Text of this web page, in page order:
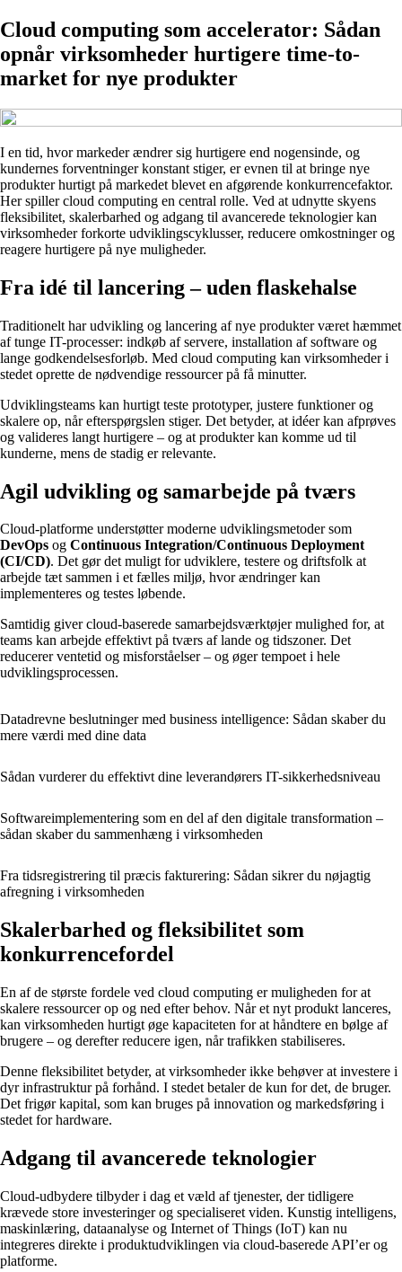
Cloud computing som accelerator: Sådan
opnår virksomheder hurtigere time-to-
market for nye produkter
I en tid, hvor markeder ændrer sig hurtigere end nogensinde, og
kundernes forventninger konstant stiger, er evnen til at bringe nye
produkter hurtigt på markedet blevet en afgørende konkurrencefaktor.
Her spiller cloud computing en central rolle. Ved at udnytte skyens
fleksibilitet, skalerbarhed og adgang til avancerede teknologier kan
virksomheder forkorte udviklingscyklusser, reducere omkostninger og
reagere hurtigere på nye muligheder.
Fra idé til lancering – uden flaskehalse
Traditionelt har udvikling og lancering af nye produkter været hæmmet
af tunge IT-processer: indkøb af servere, installation af software og
lange godkendelsesforløb. Med cloud computing kan virksomheder i
stedet oprette de nødvendige ressourcer på få minutter.
Udviklingsteams kan hurtigt teste prototyper, justere funktioner og
skalere op, når efterspørgslen stiger. Det betyder, at idéer kan afprøves
og valideres langt hurtigere – og at produkter kan komme ud til
kunderne, mens de stadig er relevante.
Agil udvikling og samarbejde på tværs
Cloud-platforme understøtter moderne udviklingsmetoder som
DevOps og Continuous Integration/Continuous Deployment
(CI/CD). Det gør det muligt for udviklere, testere og driftsfolk at
arbejde tæt sammen i et fælles miljø, hvor ændringer kan
implementeres og testes løbende.
Samtidig giver cloud-baserede samarbejdsværktøjer mulighed for, at
teams kan arbejde effektivt på tværs af lande og tidszoner. Det
reducerer ventetid og misforståelser – og øger tempoet i hele
udviklingsprocessen.
Datadrevne beslutninger med business intelligence: Sådan skaber du
mere værdi med dine data
Sådan vurderer du effektivt dine leverandørers IT-sikkerhedsniveau
Softwareimplementering som en del af den digitale transformation –
sådan skaber du sammenhæng i virksomheden
Fra tidsregistrering til præcis fakturering: Sådan sikrer du nøjagtig
afregning i virksomheden
Skalerbarhed og fleksibilitet som
konkurrencefordel
En af de største fordele ved cloud computing er muligheden for at
skalere ressourcer op og ned efter behov. Når et nyt produkt lanceres,
kan virksomheden hurtigt øge kapaciteten for at håndtere en bølge af
brugere – og derefter reducere igen, når trafikken stabiliseres.
Denne fleksibilitet betyder, at virksomheder ikke behøver at investere i
dyr infrastruktur på forhånd. I stedet betaler de kun for det, de bruger.
Det frigør kapital, som kan bruges på innovation og markedsføring i
stedet for hardware.
Adgang til avancerede teknologier
Cloud-udbydere tilbyder i dag et væld af tjenester, der tidligere
krævede store investeringer og specialiseret viden. Kunstig intelligens,
maskinlæring, dataanalyse og Internet of Things (IoT) kan nu
integreres direkte i produktudviklingen via cloud-baserede API’er og
platforme.